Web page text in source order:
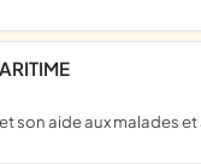
son aide aux malades